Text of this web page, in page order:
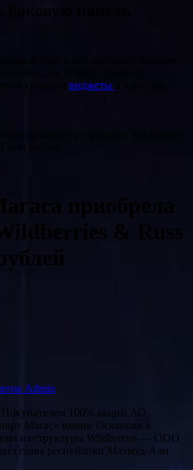
боковую панель
виджеты
приобрела
& Russ
Admin
Магас» имени Осканова в
из структуры Wildberries — ООО
глава республики Махмуд-Али